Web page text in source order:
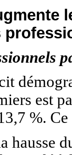
est
%.
hausse